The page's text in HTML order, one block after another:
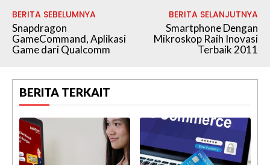
BERITA SEBELUMNYA
Snapdragon
GameCommand, Aplikasi
Game dari Qualcomm
BERITA SELANJUTNYA
Smartphone Dengan
Mikroskop Raih Inovasi
Terbaik 2011
BERITA TERKAIT